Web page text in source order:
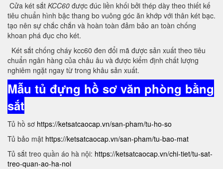
Cửa két sắt KCC60 được đúc liền khối bởi thép dày theo thiết kế
tiêu chuẩn hình bậc thang bo vuông góc ăn khớp với thân két bạc.
tạo nên sự chắc chắn và hoàn toàn đảm bảo an toàn chống
khoan phá đục cho két.
Két sắt chống cháy kcc60 đen đổi mã được sản xuất theo tiêu
chuẩn ngân hàng của châu âu và được kiểm định chất lượng
nghiêm ngặt ngay từ trong khâu sản xuất.
Mẫu tủ đựng hồ sơ văn phòng bằng
sắt
Tủ hồ sơ https://ketsatcaocap.vn/san-pham/tu-ho-so
Tủ bảo mật https://ketsatcaocap.vn/san-pham/tu-bao-mat
Tủ sắt treo quần áo hà nội: https://ketsatcaocap.vn/chi-tiet/tu-sat-
treo-quan-ao-ha-noi